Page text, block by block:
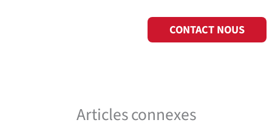
CONTACTNOUS
Articles connexes